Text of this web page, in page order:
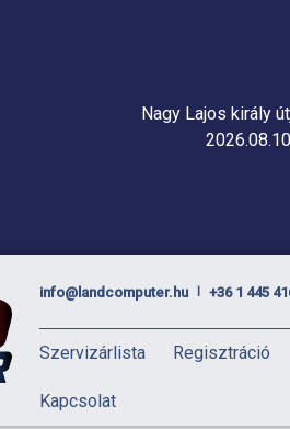
Nagy Lajos király
info@landcomputer.hu +36 1 445
Szervizárlista Regisztráció
Kapcsolat